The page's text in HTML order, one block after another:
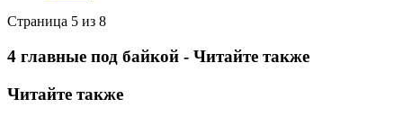
Страница 5 из 8
4 главные под байкой - Читайте также
Читайте также